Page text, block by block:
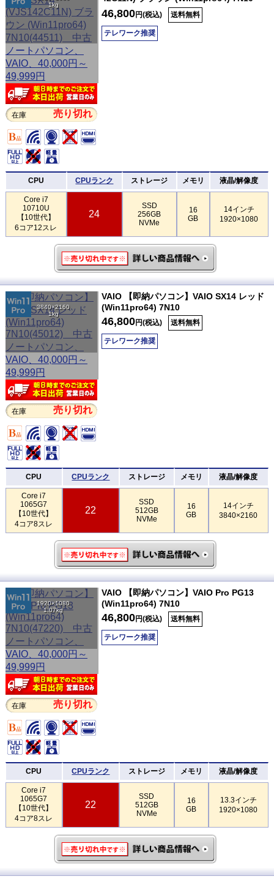
1kg
在庫 売り切れ
46,800円(税込) 送料無料
テレワーク推奨
CPU CPUランク ストレージ メモリ 液晶/解像度
Core i7
10710U
【10世代】
6コア12スレ
24
SSD
256GB
NVMe
16
GB
14インチ
1920×1080
3840×2160
1kg
在庫 売り切れ
VAIO 【即納パソコン】VAIO SX14 レッド
(Win11pro64) 7N10
46,800円(税込) 送料無料
テレワーク推奨
CPU CPUランク ストレージ メモリ 液晶/解像度
Core i7
1065G7
【10世代】
4コア8スレ
22
SSD
512GB
NVMe
16
GB
14インチ
3840×2160
1920×1080
1.07kg
在庫 売り切れ
VAIO 【即納パソコン】VAIO Pro PG13
(Win11pro64) 7N10
46,800円(税込) 送料無料
テレワーク推奨
CPU CPUランク ストレージ メモリ 液晶/解像度
Core i7
1065G7
【10世代】
4コア8スレ
22
SSD
512GB
NVMe
16
GB
13.3インチ
1920×1080